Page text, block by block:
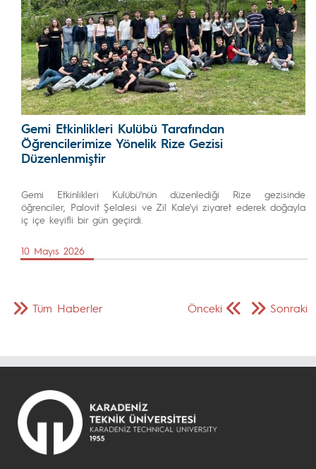
Gemi Etkinlikleri Kulübü Tarafından
Öğrencilerimize Yönelik Rize Gezisi
Düzenlenmiştir
Gemi Etkinlikleri Kulübü'nün düzenlediği Rize gezisinde
öğrenciler, Palovit Şelalesi ve Zil Kale'yi ziyaret ederek doğayla
iç içe keyifli bir gün geçirdi.
10 Mayıs 2026
Önceki Sonraki
Tüm Haberler